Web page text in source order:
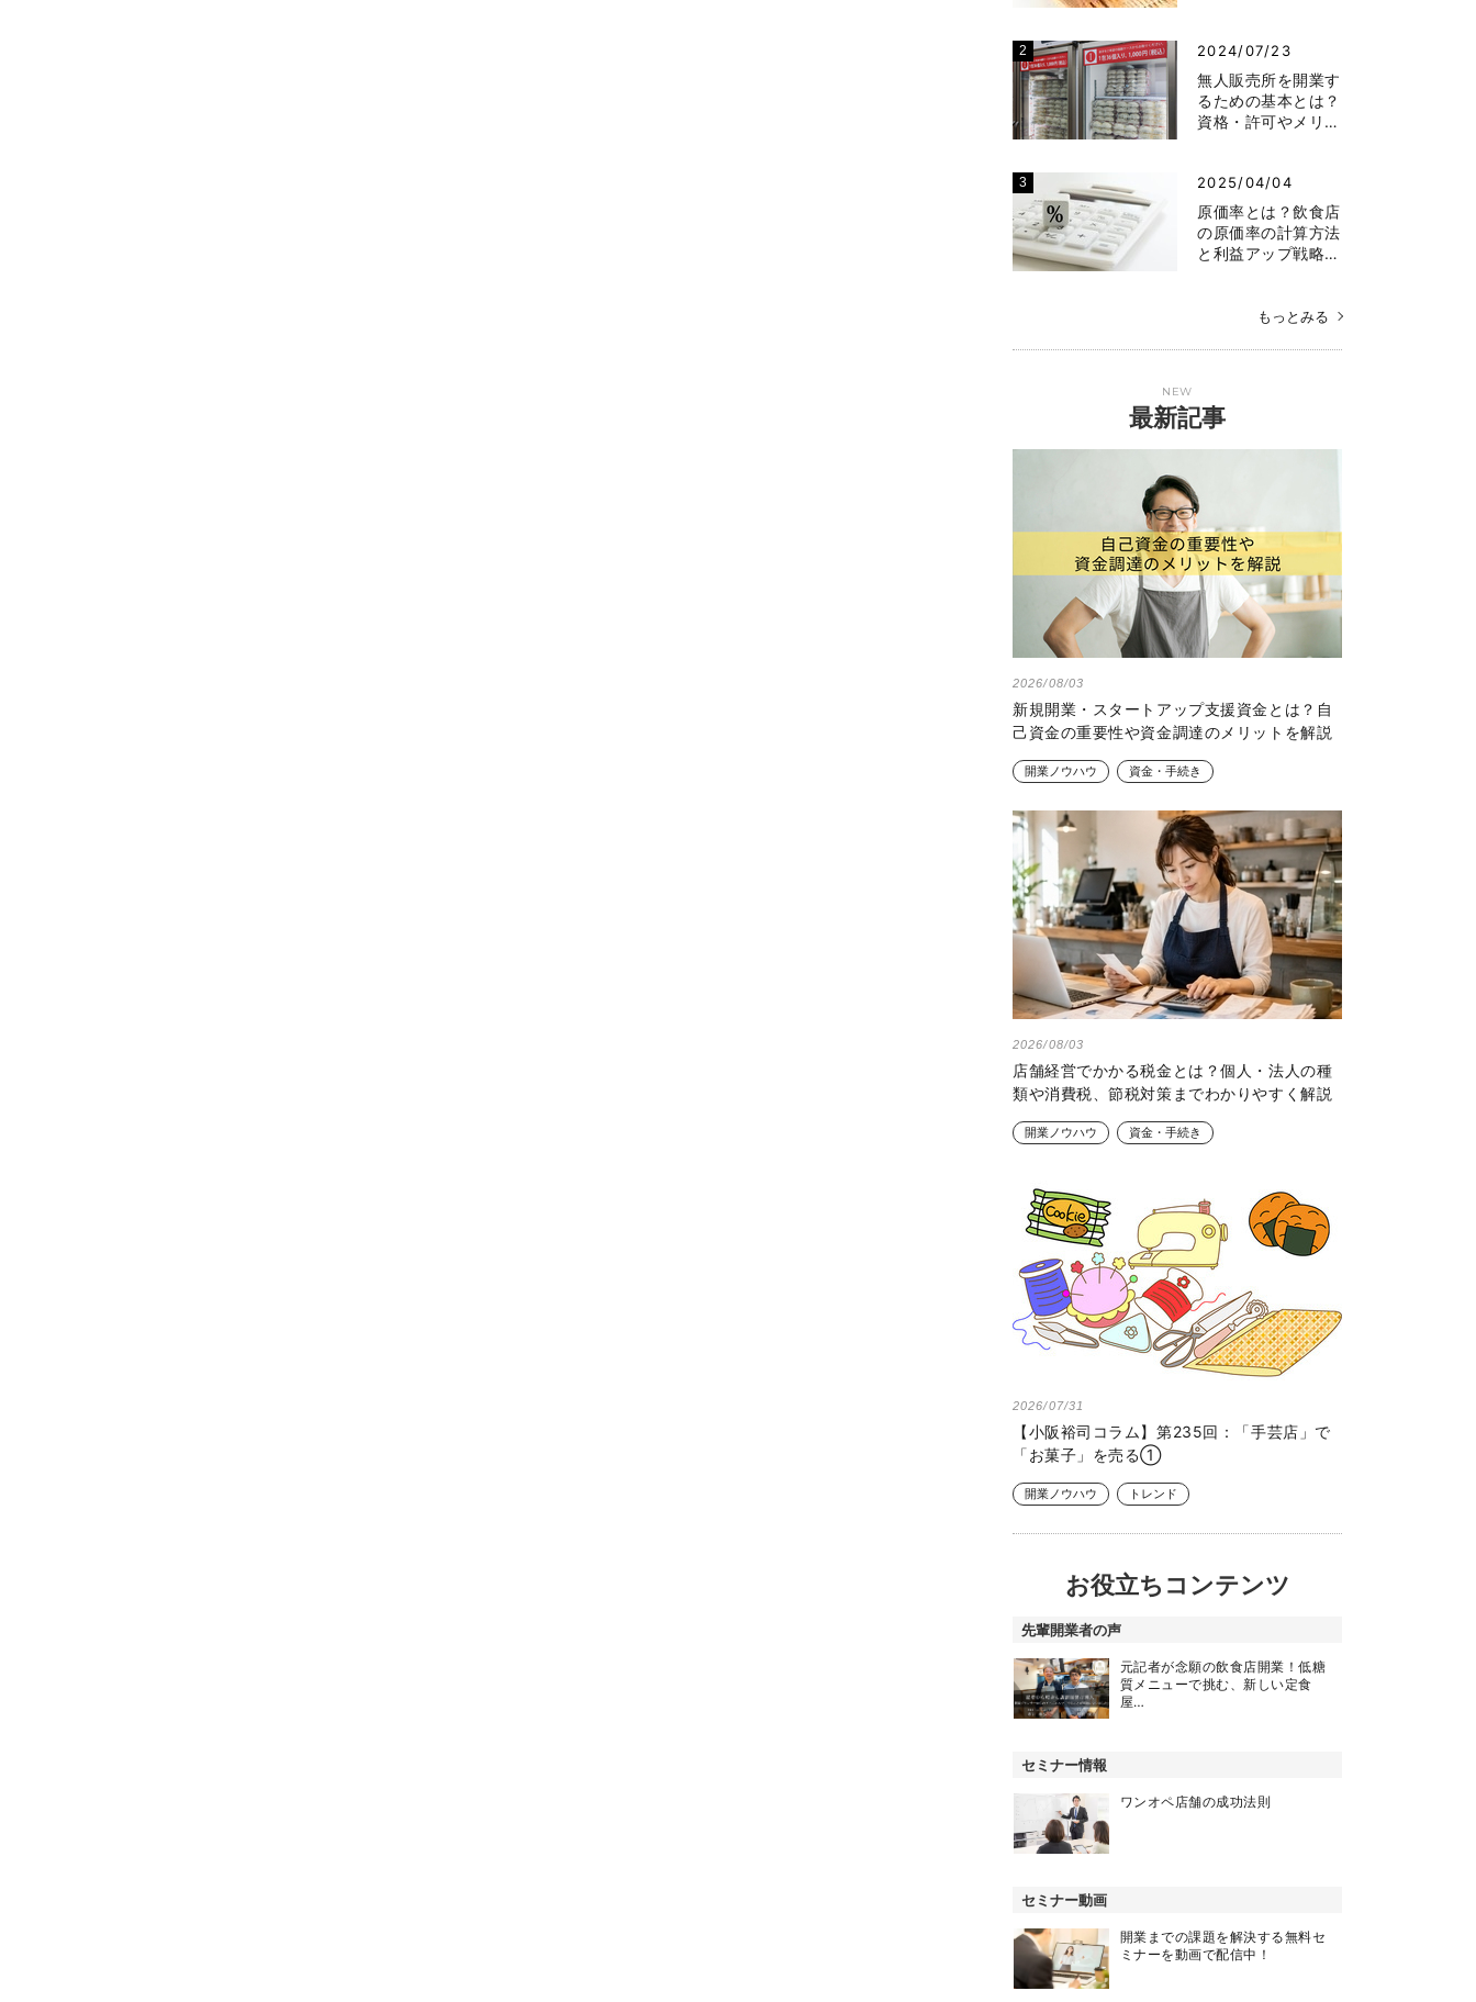
2024/07/23
無人販売所を開業す
るための基本とは？
資格・許可やメリ…
2025/04/04
原価率とは？飲食店
の原価率の計算方法
と利益アップ戦略…
もっとみる
NEW
最新記事
2026/08/03
新規開業・スタートアップ支援資金とは？自
己資金の重要性や資金調達のメリットを解説
開業ノウハウ 資金・手続き
2026/08/03
店舗経営でかかる税金とは？個人・法人の種
類や消費税、節税対策までわかりやすく解説
開業ノウハウ 資金・手続き
2026/07/31
【小阪裕司コラム】第235回：「手芸店」で
「お菓子」を売る①
開業ノウハウ トレンド
お役立ちコンテンツ
先輩開業者の声
元記者が念願の飲食店開業！低糖
質メニューで挑む、新しい定食
屋…
セミナー情報
ワンオペ店舗の成功法則
セミナー動画
開業までの課題を解決する無料セ
ミナーを動画で配信中！